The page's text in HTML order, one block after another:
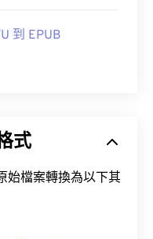
到 EPUB
式
始檔案轉換為以下其